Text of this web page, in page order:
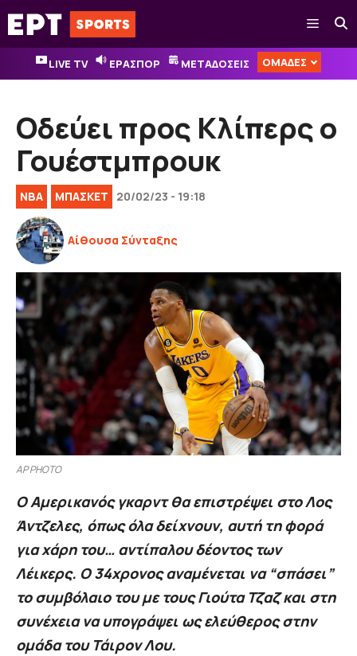
Μετάβαση
σε
περιεχόμενο
Μενού
LIVE TV ΕΡΑΣΠΟΡ ΜΕΤΑΔΟΣΕΙΣ ΟΜΑΔΕΣ
Οδεύει προς Κλίπερς ο
Γουέστμπρουκ
NBA ΜΠΑΣΚΕΤ 20/02/23 - 19:18
Αίθουσα Σύνταξης
AP PHOTO
Ο Αμερικανός γκαρντ θα επιστρέψει στο Λος
Άντζελες, όπως όλα δείχνουν, αυτή τη φορά
για χάρη του… αντίπαλου δέοντος των
Λέικερς. Ο 34χρονος αναμένεται να “σπάσει”
το συμβόλαιο του με τους Γιούτα Τζαζ και στη
συνέχεια να υπογράψει ως ελεύθερος στην
ομάδα του Τάιρον Λου.